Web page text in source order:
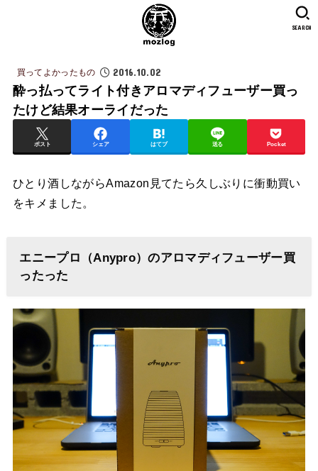
SEARCH
買ってよかったもの 2016.10.02
酔っ払ってライト付きアロマディフューザー買っ
たけど結果オーライだった
ポスト シェア はてブ 送る Pocket
ひとり酒しながらAmazon見てたら久しぶりに衝動買い
をキメました。
エニープロ（Anypro）のアロマディフューザー買
ったった